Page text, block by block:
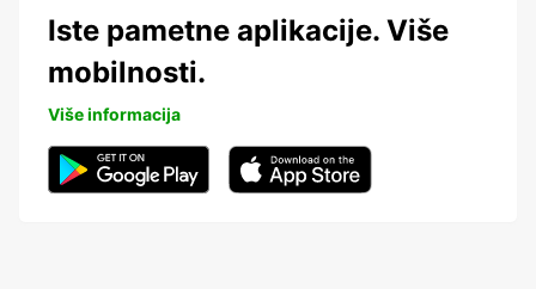
Iste pametne aplikacije. Više
mobilnosti.
Više informacija